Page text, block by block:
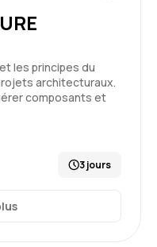
les principes du
architecturaux.
composants et
3 jours